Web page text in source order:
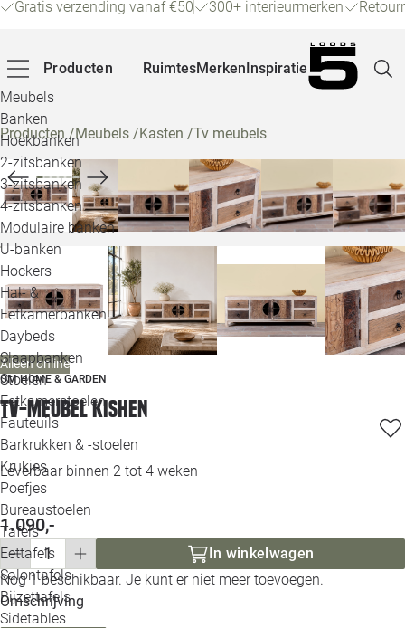
Gratis verzending vanaf €50 300+ interieurmerken
Producten
Meubels
Banken
Hoekbanken
2-zitsbanken
3-zitsbanken
4-zitsbanken
Modulaire banken
U-banken
Hockers
Hal- &
Eetkamerbanken
Daybeds
Slaapbanken
Stoelen
Eetkamerstoelen
Fauteuils
Barkrukken & -stoelen
Krukjes
Poefjes
Bureaustoelen
Tafels
Eettafels
Salontafels
Bijzettafels
Sidetables
RuimtesMerkenInspiratie
Producten/Meubels /Kasten /Tv meubels
Alleen online
OM HOME & GARDEN
Tv-meubel Kishen
Leverbaar binnen 2 tot 4 weken
1.090,-
In winkelwagen
Nog 1 beschikbaar. Je kunt er niet meer toevoegen.
Omschrijving